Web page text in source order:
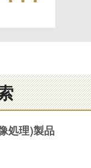
ご連絡願いま
た場合、情報の
処理)製品